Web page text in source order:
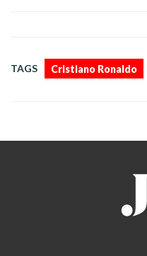
TAGS Cristiano Ronaldo